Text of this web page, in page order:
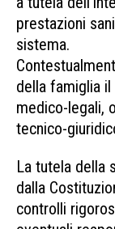
prestazioni
sistema.
della famiglia
medico-legali,
tecnico-
La tutela della
dalla
controlli